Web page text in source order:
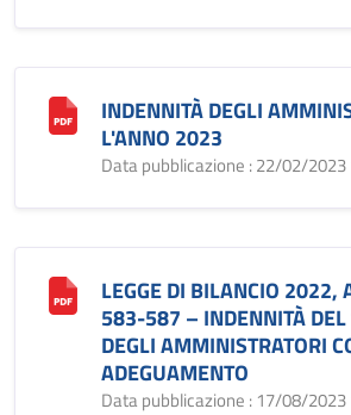
INDENNITÀ DEGLI
L'ANNO 2023
Data pubblicazione : 22/02/2023
LEGGE DI BILANCIO 2022,
583-587 – INDENNITÀ DEL
DEGLI AMMINISTRATORI
ADEGUAMENTO
Data pubblicazione : 17/08/2023